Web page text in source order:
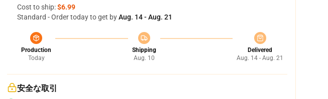
Cost to ship:$6.99
Standard - Order today to get byAug. 14 - Aug. 21
Production
Today
Shipping
Aug. 10
Delivered
Aug. 14 - Aug. 21
安全な取引